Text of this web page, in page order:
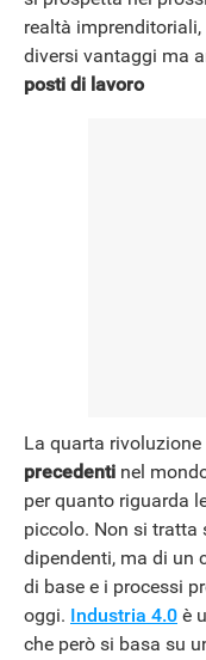
realtà
diversi vantaggi ma
posti di lavoro
La quarta
precedenti nel
per quanto riguarda
piccolo. Non si tratta
dipendenti, ma di un
di base e i processi
oggi. Industria 4.0 è
che però si basa su